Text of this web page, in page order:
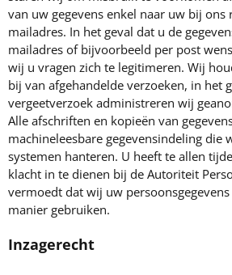
van uw gegevens enkel naar uw bij ons
mailadres. In het geval dat u de
mailadres of bijvoorbeeld per post
wij u vragen zich te legitimeren. Wij
bij van afgehandelde verzoeken, in het
vergeetverzoek administreren wij
Alle afschriften en kopieën van
machineleesbare gegevensindeling die
systemen hanteren. U heeft te allen
klacht in te dienen bij de Autoriteit
vermoedt dat wij uw
manier gebruiken.
Inzagerecht